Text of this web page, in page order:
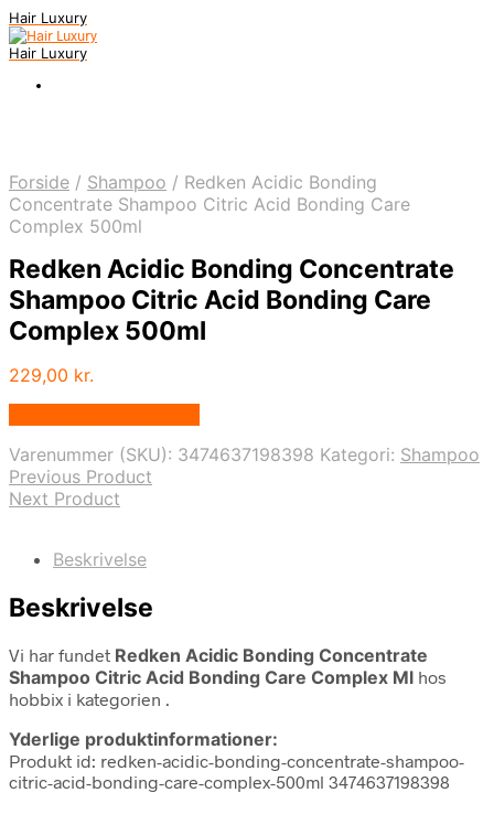
Hair Luxury
Hair Luxury
Forside / Shampoo / Redken Acidic Bonding
Concentrate Shampoo Citric Acid Bonding Care
Complex 500ml
Redken Acidic Bonding Concentrate
Shampoo Citric Acid Bonding Care
Complex 500ml
229,00 kr.
Varenummer (SKU): 3474637198398 Kategori: Shampoo
Previous Product
Next Product
Beskrivelse
Beskrivelse
Vi har fundet Redken Acidic Bonding Concentrate
Shampoo Citric Acid Bonding Care Complex Ml hos
hobbix i kategorien .
Yderlige produktinformationer:
Produkt id: redken-acidic-bonding-concentrate-shampoo-
citric-acid-bonding-care-complex-500ml 3474637198398